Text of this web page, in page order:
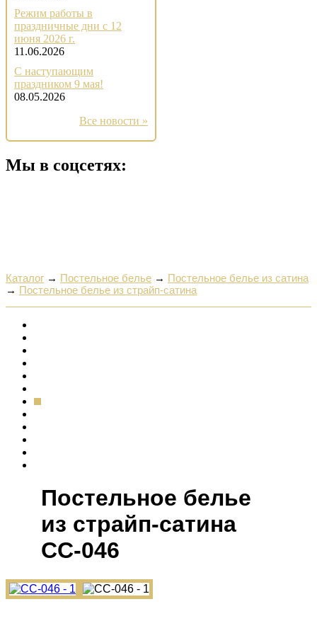
Режим работы в
праздничные дни с 12
июня 2026 г.
11.06.2026
С наступающим
праздником 9 мая!
08.05.2026
Все новости »
Мы в соцсетях:
Каталог → Постельное белье → Постельное белье из сатина
→ Постельное белье из страйп-сатина
Постельное белье
из страйп-сатина
СС-046